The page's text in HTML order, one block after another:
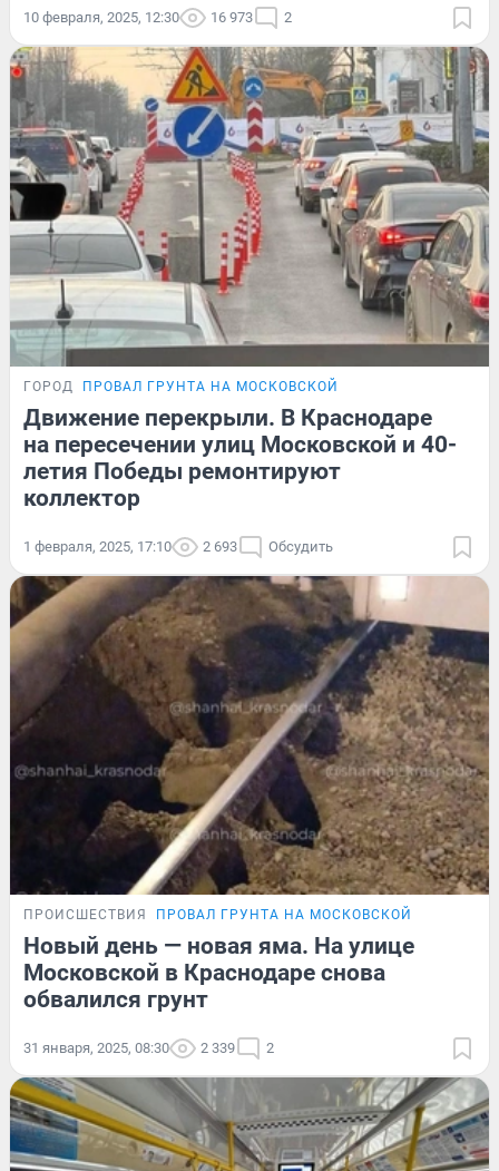
10 февраля, 2025, 12:30 16 973 2
ГОРОД ПРОВАЛ ГРУНТА НА МОСКОВСКОЙ
Движение перекрыли. В Краснодаре
на пересечении улиц Московской и 40-
летия Победы ремонтируют
коллектор
1 февраля, 2025, 17:10 2 693 Обсудить
ПРОИСШЕСТВИЯ ПРОВАЛ ГРУНТА НА МОСКОВСКОЙ
Новый день — новая яма. На улице
Московской в Краснодаре снова
обвалился грунт
31 января, 2025, 08:30 2 339 2